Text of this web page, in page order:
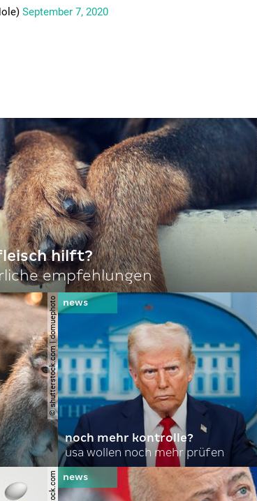
September 7, 2020
hilft?
empfehlungen
© shutterstock.com | domuephoto
noch mehr kontrolle?
usa wollen noch mehr prüfen